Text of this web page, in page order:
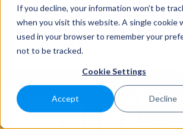
If you decline, your information won’t be
when you visit this website. A single cookie
used in your browser to remember your
not to be tracked.
Cookie Settings
Accept Decline
MagyarAlmenü megjelenítése